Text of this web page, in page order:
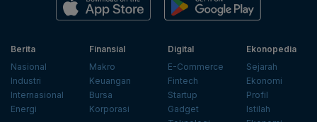
Berita
Nasional
Industri
Internasional
Energi
Finansial
Makro
Keuangan
Bursa
Korporasi
Digital
E-Commerce
Fintech
Startup
Gadget
Ekonopedia
Sejarah
Ekonomi
Profil
Istilah